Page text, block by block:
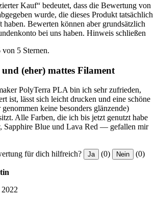
Kauf“ bedeutet, dass die Bewertung von
wurde, die dieses Produkt tatsächlich
haben. Bewerten können aber grundsätzlich
bei uns haben. Hinweis schließen
5 Sternen.
und (eher) mattes Filament
PolyTerra PLA bin ich sehr zufrieden,
ist, lässt sich leicht drucken und eine schöne
genommen keine besonders glänzende)
Alle Farben, die ich bis jetzt genutzt habe
Blue und Lava Red — gefallen mir
für dich hilfreich? Ja (0) Nein (0)
2022